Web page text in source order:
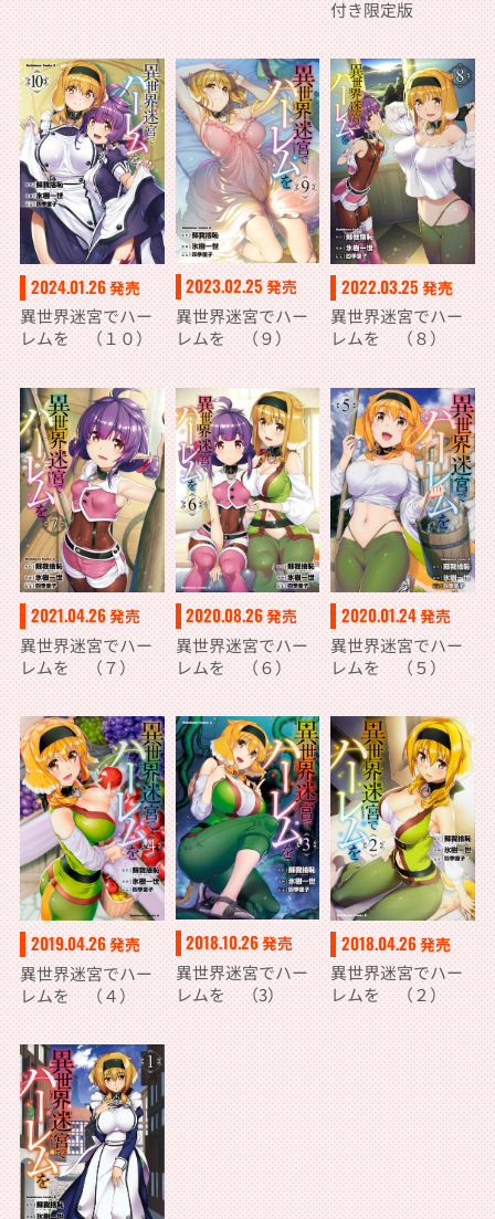
付き限定版
2024.01.26発売
異世界迷宮でハー
レムを （１０）
2023.02.25 発売
異世界迷宮でハー
レムを （９）
2022.03.25 発売
異世界迷宮でハー
レムを （８）
2021.04.26発売
異世界迷宮でハー
レムを （７）
2020.08.26発売
異世界迷宮でハー
レムを （６）
2020.01.24発売
異世界迷宮でハー
レムを （５）
2019.04.26発売
異世界迷宮でハー
レムを （４）
2018.10.26発売
異世界迷宮でハー
レムを （3）
2018.04.26発売
異世界迷宮でハー
レムを （２）